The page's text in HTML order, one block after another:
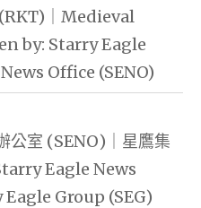
｜Medieval
by: Starry Eagle
Office (SENO)
公室 (SENO)｜星鷹集
Eagle News
Group (SEG)